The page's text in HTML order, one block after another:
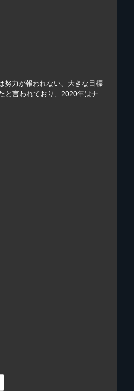
努力が報われない、大きな目標
と言われており、2020年はナ